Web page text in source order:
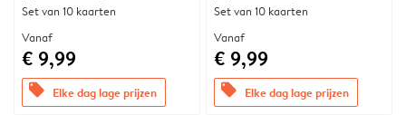
Set van 10 kaarten
Vanaf
€ 9,99
offers Elke dag lage prijzen
Set van 10 kaarten
Vanaf
€ 9,99
offers Elke dag lage prijzen